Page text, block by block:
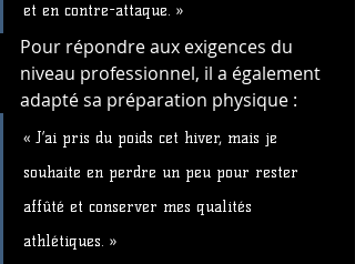
et en contre-attaque. »
Pour répondre aux exigences du
niveau professionnel, il a également
adapté sa préparation physique :
« J’ai pris du poids cet hiver, mais je
souhaite en perdre un peu pour rester
affûté et conserver mes qualités
athlétiques. »